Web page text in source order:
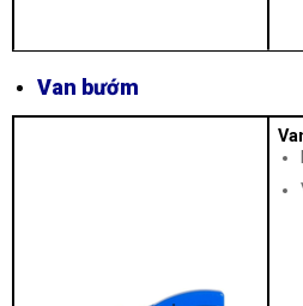
Van bướm